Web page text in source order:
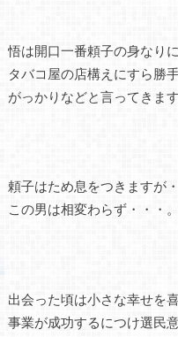
悟は開口一番頼子の身なり
タバコ屋の店構えにすら勝
がっかりなどと言ってきます
頼子はため息をつきますが
この男は相変わらず・・・。
出会った頃は小さな幸せを
事業が成功するにつけ選民